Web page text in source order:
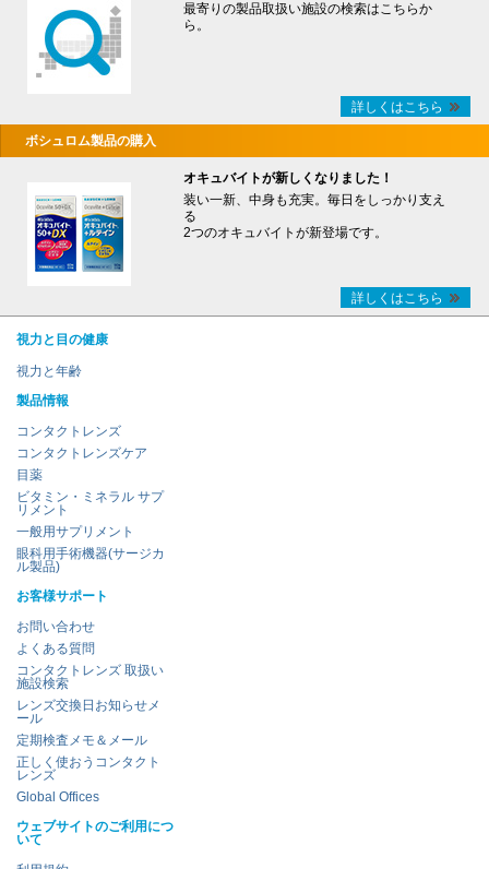
最寄りの製品取扱い施設の検索はこちらか
ら。
詳しくはこちら
ボシュロム製品の購入
オキュバイトが新しくなりました！
装い一新、中身も充実。毎日をしっかり支え
る
2つのオキュバイトが新登場です。
詳しくはこちら
視力と目の健康
視力と年齢
製品情報
コンタクトレンズ
コンタクトレンズケア
目薬
ビタミン・ミネラル サプ
リメント
一般用サプリメント
眼科用手術機器(サージカ
ル製品)
お客様サポート
お問い合わせ
よくある質問
コンタクトレンズ 取扱い
施設検索
レンズ交換日お知らせメ
ール
定期検査メモ＆メール
正しく使おうコンタクト
レンズ
Global Offices
ウェブサイトのご利用につ
いて